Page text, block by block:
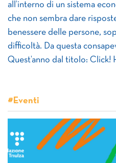
all’interno di un sistema
che non sembra dare
benessere delle persone,
difficoltà. Da questa
Quest’anno dal titolo: Click!
#Eventi